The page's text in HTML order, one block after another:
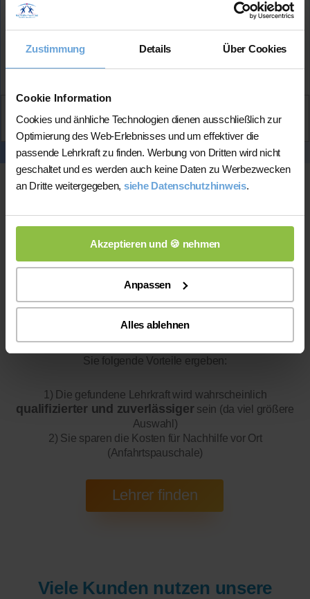
Zustimmung Details Über Cookies
Cookie Information
Cookies und änhliche Technologien dienen ausschließlich zur
Optimierung des Web-Erlebnisses und um effektiver die
passende Lehrkraft zu finden. Werbung von Dritten wird nicht
geschaltet und es werden auch keine Daten zu Werbezwecken
an Dritte weitergegeben, siehe Datenschutzhinweis.
Akzeptieren und 🍪 nehmen
Anpassen
Alles ablehnen
★★★★★(5.0 / 5)
Ameliekontaktieren
Online-Unterricht
Bitte beachten Sie, dass wir fürOnline-Unterricht
200 bis 300 mal bessere Auswahl haben, wodurch sich für
Sie folgende Vorteile ergeben:
1) Die gefundene Lehrkraft wird wahrscheinlich
qualifizierter und zuverlässigersein (da viel größere
Auswahl)
2) Sie sparen die Kosten für Nachhilfe vor Ort
(Anfahrtspauschale)
Viele Kunden nutzen unsere